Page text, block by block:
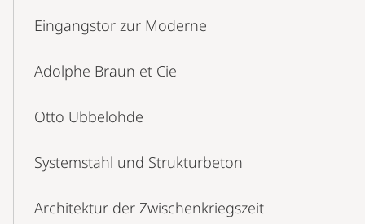
Eingangstor zur Moderne
Adolphe Braun et Cie
Otto Ubbelohde
Systemstahl und Strukturbeton
Architektur der Zwischenkriegszeit